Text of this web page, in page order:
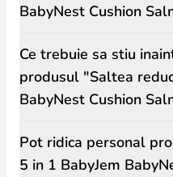
BabyNest Cushion
Ce trebuie sa stiu
produsul "Saltea
BabyNest Cushion
Pot ridica personal
5 in 1 BabyJem